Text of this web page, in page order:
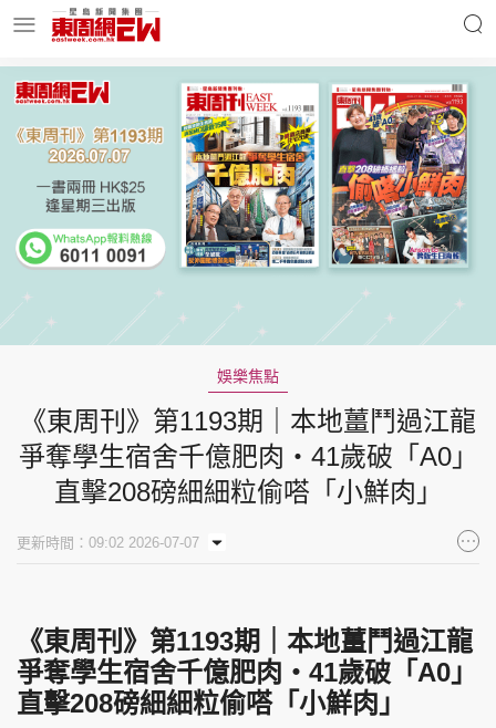
明星名人 時事財經
東周Ladies 優享生活
東周食玩通 會員活動
玄學靈異 東周專欄
東周刊 cazbuyer 東Touch
娛樂焦點
《東周刊》第1193期｜本地薑鬥過江龍
爭奪學生宿舍千億肥肉‧41歲破「A0」
直擊208磅細細粒偷嗒「小鮮肉」
更新時間：09:02 2026-07-07
《東周刊》第1193期｜本地薑鬥過江龍
爭奪學生宿舍千億肥肉‧41歲破「A0」
直擊208磅細細粒偷嗒「小鮮肉」